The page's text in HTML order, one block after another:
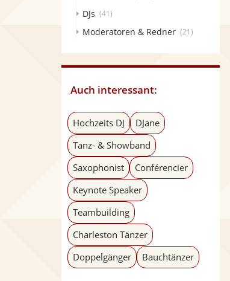
DJs (41)
Moderatoren & Redner (21)
Auch interessant:
Hochzeits DJ
DJane
Tanz- & Showband
Saxophonist
Conférencier
Keynote Speaker
Teambuilding
Charleston Tänzer
Doppelgänger
Bauchtänzer